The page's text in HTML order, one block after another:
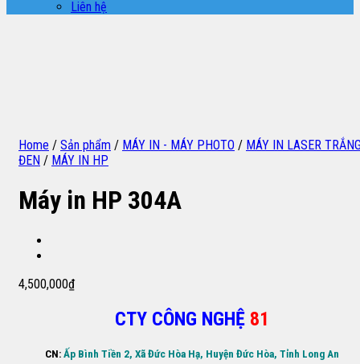
Liên hệ
Home / Sản phẩm / MÁY IN - MÁY PHOTO / MÁY IN LASER
ĐEN / MÁY IN HP
Máy in HP 304A
4,500,000₫
CTY CÔNG NGHỆ 81
CN: Ấp Bình Tiền 2, Xã Đức Hòa Hạ, Huyện Đức Hòa, Tỉnh Long An